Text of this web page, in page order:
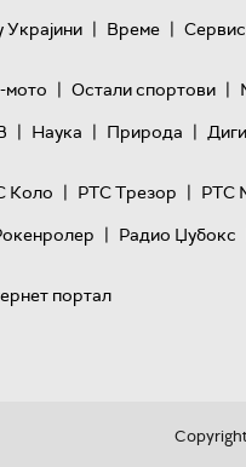
Украјини | Време |
мото | Остали спортови |
| Наука | Природа |
Коло | РТС Трезор | РТС
| Радио Џубокс
портал